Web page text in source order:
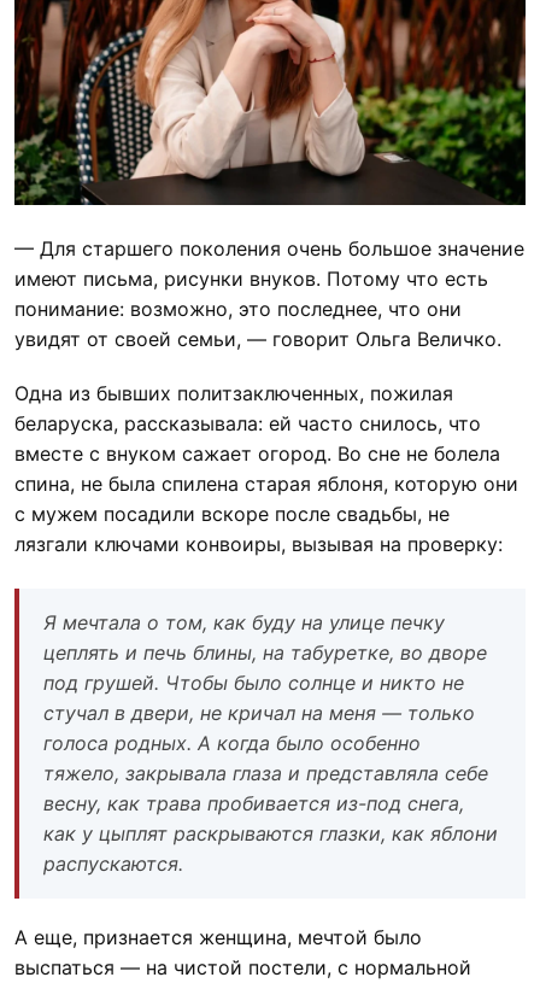
— Для старшего поколения очень большое значение
имеют письма, рисунки внуков. Потому что есть
понимание: возможно, это последнее, что они
увидят от своей семьи, — говорит Ольга Величко.
Одна из бывших политзаключенных, пожилая
беларуска, рассказывала: ей часто снилось, что
вместе с внуком сажает огород. Во сне не болела
спина, не была спилена старая яблоня, которую они
с мужем посадили вскоре после свадьбы, не
лязгали ключами конвоиры, вызывая на проверку:
Я мечтала о том, как буду на улице печку
цеплять и печь блины, на табуретке, во дворе
под грушей. Чтобы было солнце и никто не
стучал в двери, не кричал на меня — только
голоса родных. А когда было особенно
тяжело, закрывала глаза и представляла себе
весну, как трава пробивается из-под снега,
как у цыплят раскрываются глазки, как яблони
распускаются.
А еще, признается женщина, мечтой было
выспаться — на чистой постели, с нормальной